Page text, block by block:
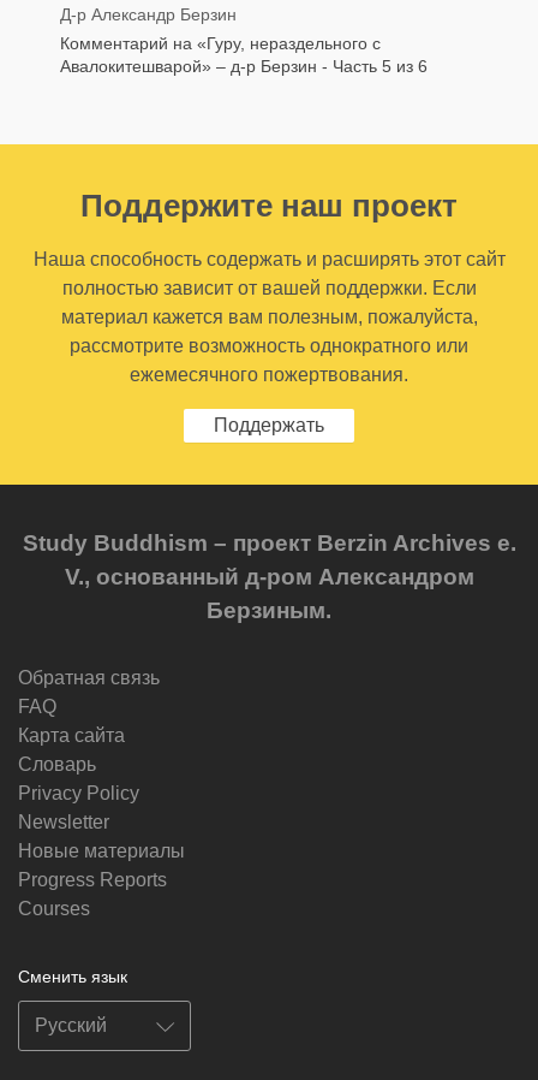
Д-р Александр Берзин
Комментарий на «Гуру, нераздельного с
Авалокитешварой» – д-р Берзин - Часть 5 из 6
Поддержите наш проект
Наша способность содержать и расширять этот сайт
полностью зависит от вашей поддержки. Если
материал кажется вам полезным, пожалуйста,
рассмотрите возможность однократного или
ежемесячного пожертвования.
Поддержать
Study Buddhism – проект Berzin Archives e.
V., основанный д-ром Александром
Берзиным.
Обратная связь
FAQ
Карта сайта
Словарь
Privacy Policy
Newsletter
Новые материалы
Progress Reports
Courses
Сменить язык